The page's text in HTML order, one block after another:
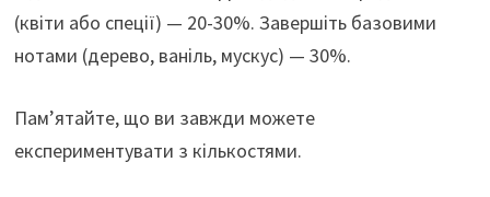
(квіти або спеції) — 20-30%. Завершіть базовими
нотами (дерево, ваніль, мускус) — 30%.
Пам’ятайте, що ви завжди можете
експериментувати з кількостями.